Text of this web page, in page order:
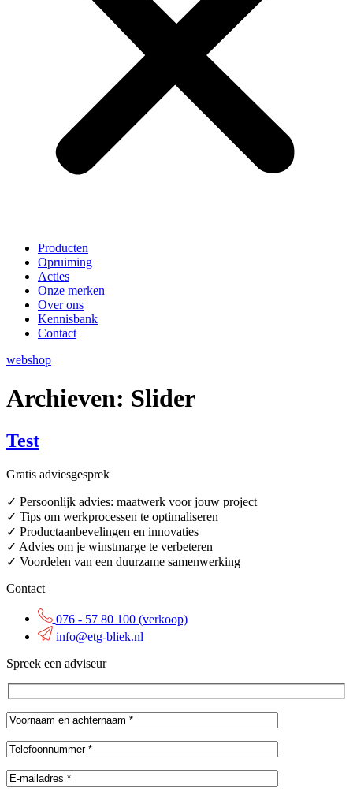
Producten
Opruiming
Acties
Onze merken
Over ons
Kennisbank
Contact
webshop
Archieven: Slider
Test
Gratis adviesgesprek
✓ Persoonlijk advies: maatwerk voor jouw project
✓ Tips om werkprocessen te optimaliseren
✓ Productaanbevelingen en innovaties
✓ Advies om je winstmarge te verbeteren
✓ Voordelen van een duurzame samenwerking
Contact
076 - 57 80 100 (verkoop)
info@etg-bliek.nl
Spreek een adviseur